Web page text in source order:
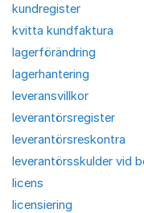
kundregister
kvitta kundfaktura
lagerförändring
lagerhantering
leveransvillkor
leverantörsregister
leverantörsreskontra
leverantörsskulder vid
licens
licensiering